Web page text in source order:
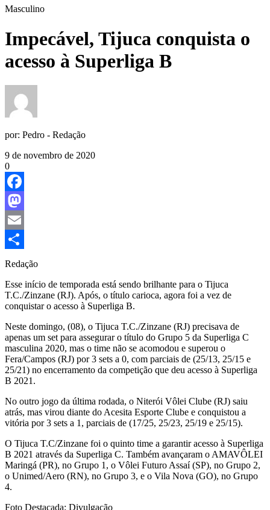
Masculino
Impecável, Tijuca conquista o
acesso à Superliga B
por: Pedro - Redação
9 de novembro de 2020
0
Facebook
Mastodon
Email
Share
Redação
Esse início de temporada está sendo brilhante para o Tijuca
T.C./Zinzane (RJ). Após, o título carioca, agora foi a vez de
conquistar o acesso à Superliga B.
Neste domingo, (08), o Tijuca T.C./Zinzane (RJ) precisava de
apenas um set para assegurar o título do Grupo 5 da Superliga C
masculina 2020, mas o time não se acomodou e superou o
Fera/Campos (RJ) por 3 sets a 0, com parciais de (25/13, 25/15 e
25/21) no encerramento da competição que deu acesso à Superliga
B 2021.
No outro jogo da última rodada, o Niterói Vôlei Clube (RJ) saiu
atrás, mas virou diante do Acesita Esporte Clube e conquistou a
vitória por 3 sets a 1, parciais de (17/25, 25/23, 25/19 e 25/15).
O Tijuca T.C/Zinzane foi o quinto time a garantir acesso à Superliga
B 2021 através da Superliga C. Também avançaram o AMAVÔLEI
Maringá (PR), no Grupo 1, o Vôlei Futuro Assaí (SP), no Grupo 2,
o Unimed/Aero (RN), no Grupo 3, e o Vila Nova (GO), no Grupo
4.
Foto Destacada: Divulgação